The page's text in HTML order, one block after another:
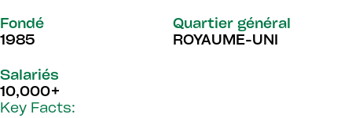
Fondé
1985
Quartier général
ROYAUME-UNI
Salariés
10,000+
Key Facts: